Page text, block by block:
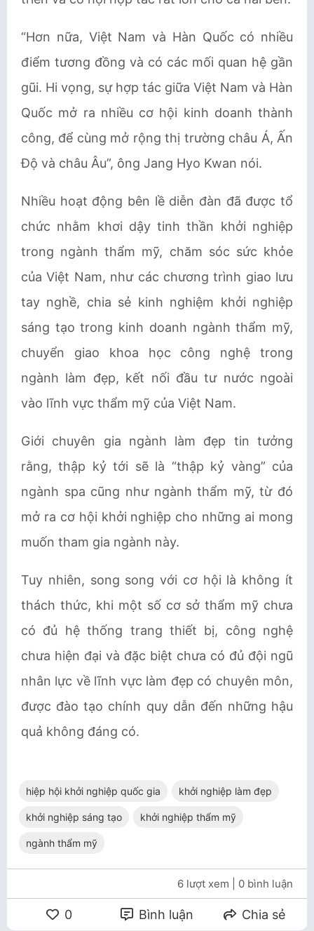
“Hơn nữa, Việt Nam và Hàn Quốc có nhiều
điểm tương đồng và có các mối quan hệ gần
gũi. Hi vọng, sự hợp tác giữa Việt Nam và Hàn
Quốc mở ra nhiều cơ hội kinh doanh thành
công, để cùng mở rộng thị trường châu Á, Ấn
Độ và châu Âu”, ông Jang Hyo Kwan nói.
Nhiều hoạt động bên lề diễn đàn đã được tổ
chức nhằm khơi dậy tinh thần khởi nghiệp
trong ngành thẩm mỹ, chăm sóc sức khỏe
của Việt Nam, như các chương trình giao lưu
tay nghề, chia sẻ kinh nghiệm khởi nghiệp
sáng tạo trong kinh doanh ngành thẩm mỹ,
chuyển giao khoa học công nghệ trong
ngành làm đẹp, kết nối đầu tư nước ngoài
vào lĩnh vực thẩm mỹ của Việt Nam.
Giới chuyên gia ngành làm đẹp tin tưởng
rằng, thập kỷ tới sẽ là “thập kỷ vàng” của
ngành spa cũng như ngành thẩm mỹ, từ đó
mở ra cơ hội khởi nghiệp cho những ai mong
muốn tham gia ngành này.
Tuy nhiên, song song với cơ hội là không ít
thách thức, khi một số cơ sở thẩm mỹ chưa
có đủ hệ thống trang thiết bị, công nghệ
chưa hiện đại và đặc biệt chưa có đủ đội ngũ
nhân lực về lĩnh vực làm đẹp có chuyên môn,
được đào tạo chính quy dẫn đến những hậu
quả không đáng có.
hiệp hội khởi nghiệp quốc gia khởi nghiệp làm đẹp
khởi nghiệp sáng tạo khởi nghiệp thẩm mỹ
ngành thẩm mỹ
6 lượt xem | 0 bình luận
0 Bình luận Chia sẻ